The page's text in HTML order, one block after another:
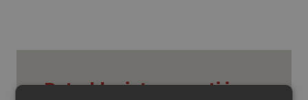
Quotidiano Chirurgia
Potrebbe interessarti in